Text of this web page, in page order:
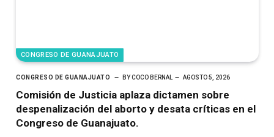
CONGRESO DE GUANAJUATO
CONGRESO DE GUANAJUATO BYCOCO BERNAL AGOSTO 5, 2026
Comisión de Justicia aplaza dictamen sobre
despenalización del aborto y desata críticas en el
Congreso de Guanajuato.